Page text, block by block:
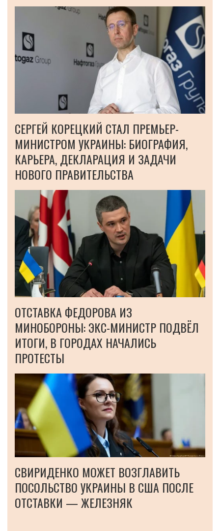
СЕРГЕЙ КОРЕЦКИЙ СТАЛ ПРЕМЬЕР-
МИНИСТРОМ УКРАИНЫ: БИОГРАФИЯ,
КАРЬЕРА, ДЕКЛАРАЦИЯ И ЗАДАЧИ
НОВОГО ПРАВИТЕЛЬСТВА
ОТСТАВКА ФЕДОРОВА ИЗ
МИНОБОРОНЫ: ЭКС-МИНИСТР ПОДВЁЛ
ИТОГИ, В ГОРОДАХ НАЧАЛИСЬ
ПРОТЕСТЫ
СВИРИДЕНКО МОЖЕТ ВОЗГЛАВИТЬ
ПОСОЛЬСТВО УКРАИНЫ В США ПОСЛЕ
ОТСТАВКИ — ЖЕЛЕЗНЯК